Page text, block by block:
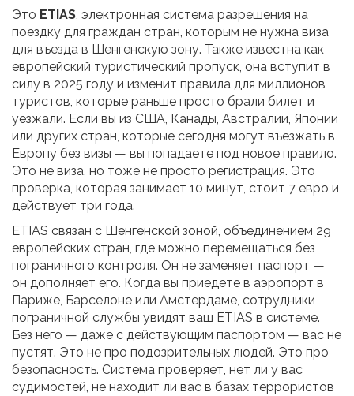
Это ETIAS, электронная система разрешения на
поездку для граждан стран, которым не нужна виза
для въезда в Шенгенскую зону. Также известна как
европейский туристический пропуск, она вступит в
силу в 2025 году и изменит правила для миллионов
туристов, которые раньше просто брали билет и
уезжали. Если вы из США, Канады, Австралии, Японии
или других стран, которые сегодня могут въезжать в
Европу без визы — вы попадаете под новое правило.
Это не виза, но тоже не просто регистрация. Это
проверка, которая занимает 10 минут, стоит 7 евро и
действует три года.
ETIAS связан с Шенгенской зоной, объединением 29
европейских стран, где можно перемещаться без
пограничного контроля. Он не заменяет паспорт —
он дополняет его. Когда вы приедете в аэропорт в
Париже, Барселоне или Амстердаме, сотрудники
пограничной службы увидят ваш ETIAS в системе.
Без него — даже с действующим паспортом — вас не
пустят. Это не про подозрительных людей. Это про
безопасность. Система проверяет, нет ли у вас
судимостей, не находит ли вас в базах террористов